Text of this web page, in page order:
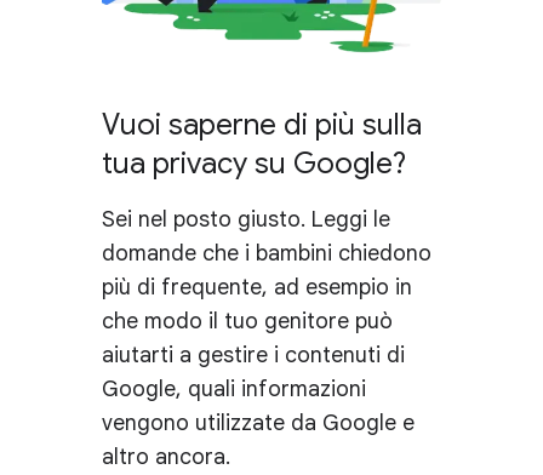
Vuoi saperne di più sulla
tua privacy su Google?
Sei nel posto giusto. Leggi le
domande che i bambini chiedono
più di frequente, ad esempio in
che modo il tuo genitore può
aiutarti a gestire i contenuti di
Google, quali informazioni
vengono utilizzate da Google e
altro ancora.